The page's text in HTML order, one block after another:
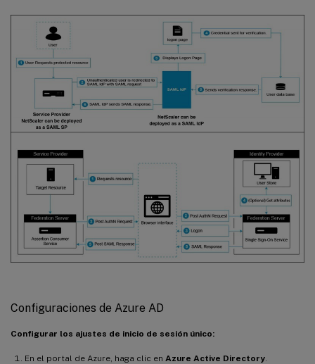
Configuraciones de Azure AD
Configurar los ajustes de inicio de sesión único:
En el portal de Azure, haga clic en Azure Active Directory.